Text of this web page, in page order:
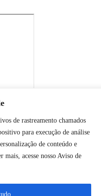
de rastreamento chamados
para execução de análise
de conteúdo e
mais, acesse nosso Aviso de
few moments.